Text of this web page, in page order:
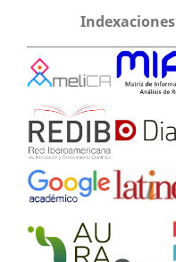
Indexaciones